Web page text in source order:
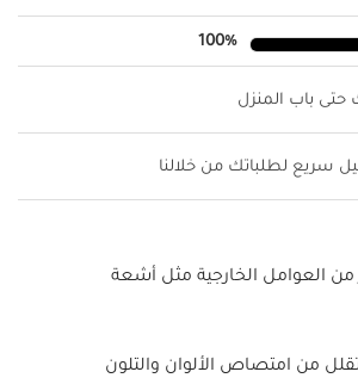
100%
باب المنزل
سريع لطلباتك من خلالنا
العوامل الخارجية مثل أشعة
من امتصاص الألوان والتلون